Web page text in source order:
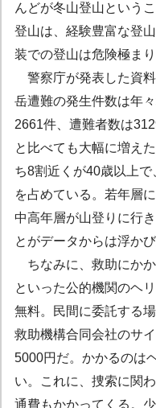
んどが冬山登山という
登山は、経験豊富な登
装での登山は危険極ま
警察庁が発表した資
岳遭難の発生件数は年
2661件、遭難者数は
と比べても大幅に増え
ち8割近くが40歳以上
を占めている。若年層
中高年層が山登りに行
とがデータからは浮かび
ちなみに、救助にか
といった公的機関のヘ
無料。民間に委託する
救助機構合同会社のサ
5000円だ。かかるのは
い。これに、捜索に関
通費もかかってくる。